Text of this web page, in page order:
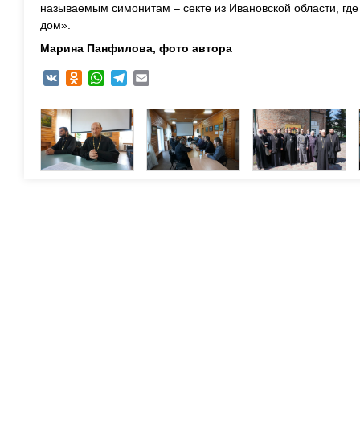
называемым симонитам – секте из Ивановской области,
дом».
Марина Панфилова, фото автора
VK Odnoklassniki
WhatsAppTelegram